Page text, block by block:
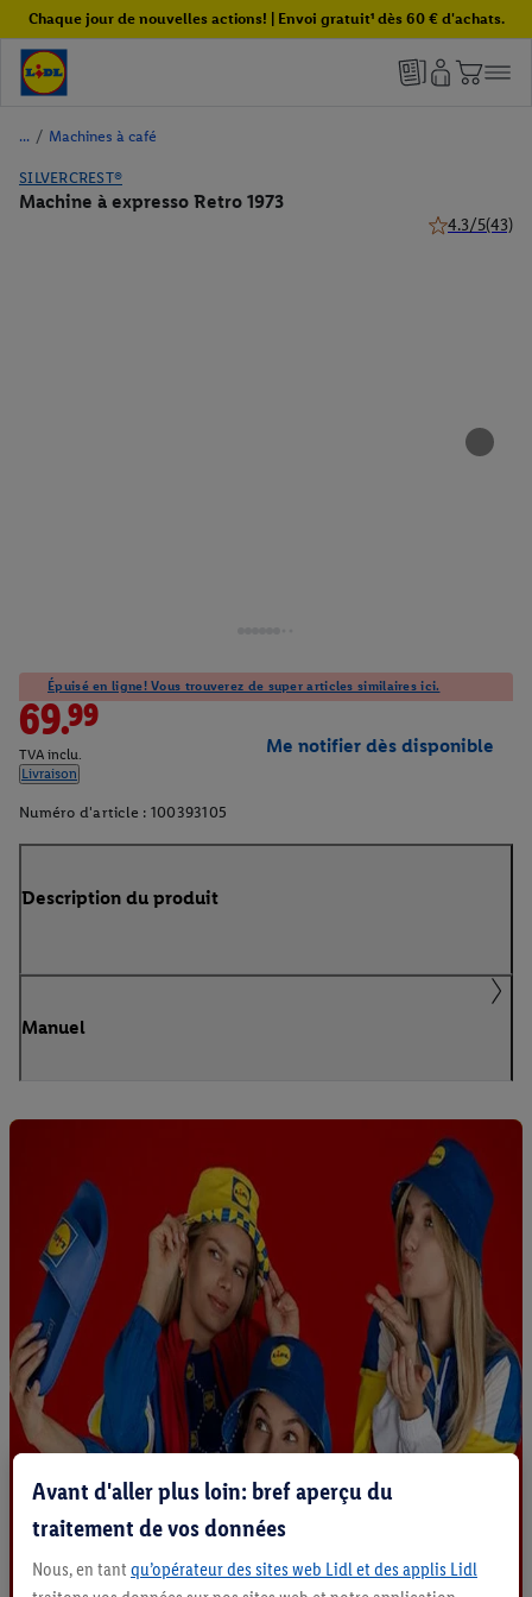
Chaque jour de nouvelles actions! | Envoi gratuit¹ dès 60 € d'achats.
/ Machines à café
SILVERCREST®
Machine à expresso Retro 1973
4.3/5(43)
Épuisé en ligne! Vous trouverez de super articles similaires ici.
69.99
TVA inclu.
Livraison
Me notifier dès disponible
Numéro d'article : 100393105
Description du produit
Manuel
Avant d'aller plus loin: bref aperçu du
traitement de vos données
Nous, en tant qu’opérateur des sites web Lidl et des applis Lidl